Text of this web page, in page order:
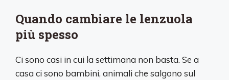
Quando cambiare le lenzuola
più spesso
Ci sono casi in cui la settimana non basta. Se a
casa ci sono bambini, animali che salgono sul